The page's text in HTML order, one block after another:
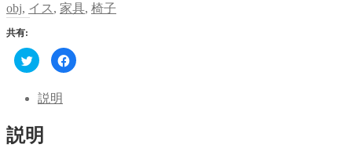
obj, イス , 家具, 椅子
共有:
ク
リ
し
て
で
共
有
Facebook
で
説明
説明